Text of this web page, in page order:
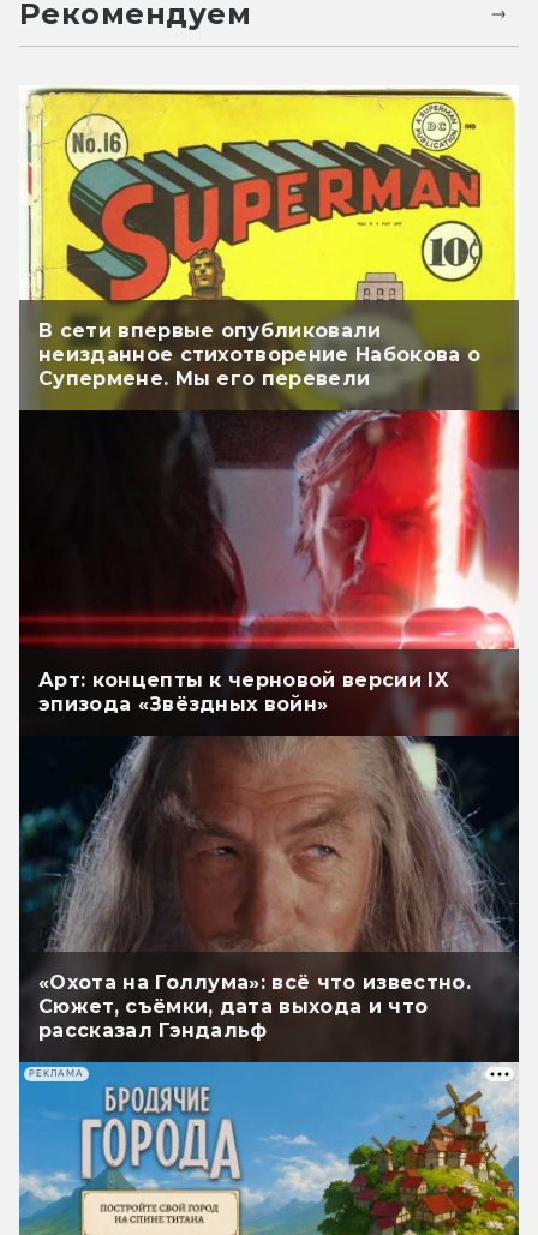
Рекомендуем
В сети впервые опубликовали
неизданное стихотворение Набокова о
Супермене. Мы его перевели
Арт: концепты к черновой версии IX
эпизода «Звёздных войн»
«Охота на Голлума»: всё что известно.
Сюжет, съёмки, дата выхода и что
рассказал Гэндальф
РЕКЛАМА